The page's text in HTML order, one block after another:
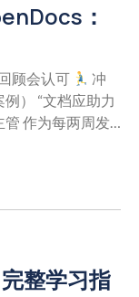
：
顾会认可
冲
） “文档应助力
作为每两周发
的结
整学习指